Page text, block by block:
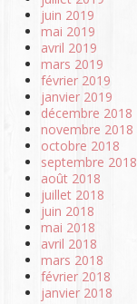
juin 2019
mai 2019
avril 2019
mars 2019
février 2019
janvier 2019
décembre 2018
novembre 2018
octobre 2018
septembre 2018
août 2018
juillet 2018
juin 2018
mai 2018
avril 2018
mars 2018
février 2018
janvier 2018